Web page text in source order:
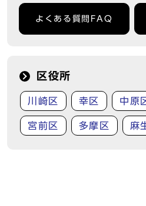
よくある質問FAQ
区役所
川崎区 幸区 中原
宮前区 多摩区 麻